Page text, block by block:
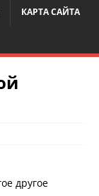
КАРТА САЙТА
другое